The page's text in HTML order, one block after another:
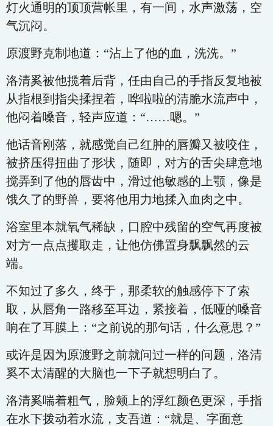
灯火通明的顶顶营帐里，有一间，水声激荡，空
气沉闷。
原渡野克制地道：“沾上了他的血，洗洗。”
洛清奚被他揽着后背，任由自己的手指反复地被
从指根到指尖揉捏着，哗啦啦的清脆水流声中，
他闷着嗓音，轻声应道：“……嗯。”
他话音刚落，就感觉自己红肿的唇瓣又被咬住，
被挤压得扭曲了形状，随即，对方的舌尖肆意地
搅弄到了他的唇齿中，滑过他敏感的上颚，像是
饿久了的野兽，要将他用力地揉入血肉之中。
浴室里本就氧气稀缺，口腔中残留的空气再度被
对方一点点攫取走，让他仿佛置身飘飘然的云
端。
不知过了多久，终于，那柔软的触感停下了索
取，从唇角一路移至耳边，紧接着，低哑的嗓音
响在了耳膜上：“之前说的那句话，什么意思？”
或许是因为原渡野之前就问过一样的问题，洛清
奚不太清醒的大脑也一下子就想明白了。
洛清奚喘着粗气，脸颊上的浮红颜色更深，手指
在水下拨动着水流，支吾道：“就是、字面意